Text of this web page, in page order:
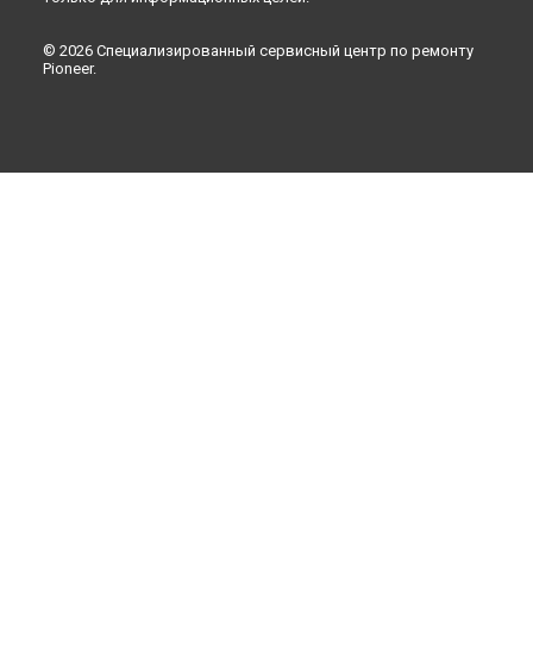
© 2026 Специализированный сервисный центр по ремонту
Pioneer.